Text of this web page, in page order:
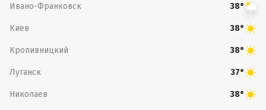
Ивано-Франковск 38°
Киев 38°
Кропивницкий 38°
Луганск 37°
Николаев 38°